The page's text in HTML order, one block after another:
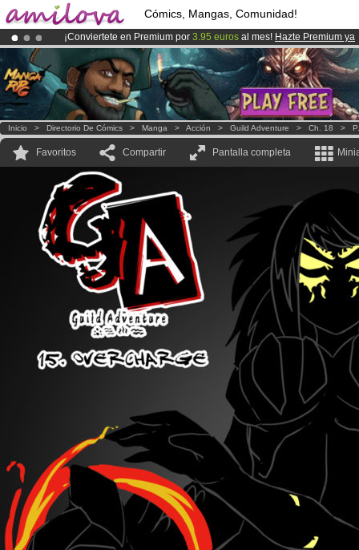
Cómics, Mangas, Comunidad!
¡Conviertete en Premium por 3.95 euros al mes! Hazte Premium ya
¡Ya tenemos 134393miembrosy 1208Cómics y Mangas!.
El Kickstarter Amilova está desormado lanzado!.
Inicio > Directorio De Cómics > Manga > Acción > Guild Adventure > Ch. 18 >
Favoritos Compartir Pantalla completa